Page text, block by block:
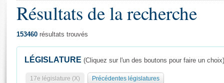
Général
Résultats de la recherche
153460 résultats trouvés
LÉGISLATURE (Cliquez sur l'un des boutons pour faire un choix)
17e législature (X) Précédentes législatures